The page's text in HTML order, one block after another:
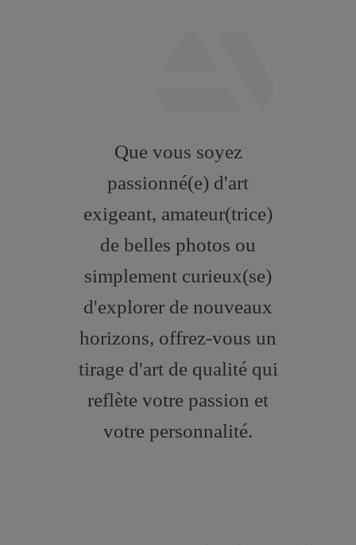
Que vous soyez
passionné(e) d'art
exigeant, amateur(trice)
de belles photos ou
simplement curieux(se)
d'explorer de nouveaux
horizons, offrez-vous un
tirage d'art de qualité qui
reflète votre passion et
votre personnalité.